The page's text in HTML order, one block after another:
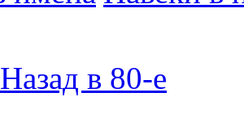
Назад в 80-е